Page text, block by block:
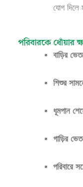
যোগ দিলে
পরিবারকে ধোঁয়ার
বাড়ির
শিশুর
ধূমপান
গাড়ির
পরিবারে